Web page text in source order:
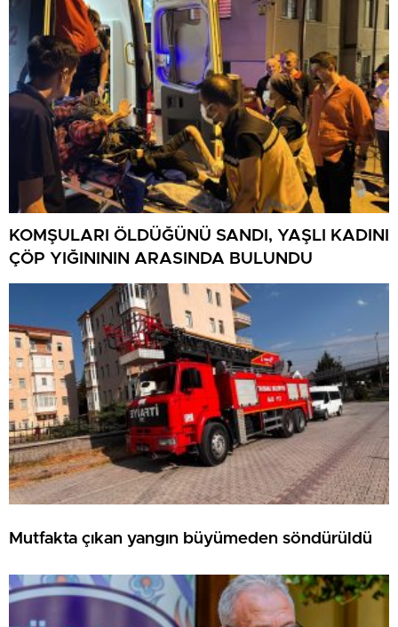
KOMŞULARI ÖLDÜĞÜNÜ SANDI, YAŞLI KADINI
ÇÖP YIĞINININ ARASINDA BULUNDU
Mutfakta çıkan yangın büyümeden söndürüldü